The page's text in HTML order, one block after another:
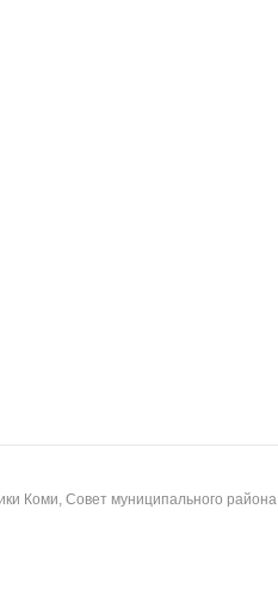
Коми, Совет муниципального района